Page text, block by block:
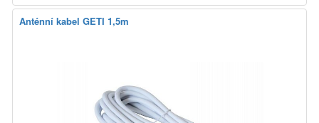
Anténní kabel GETI 1,5m